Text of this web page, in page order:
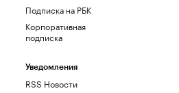
Подписка на РБК
Корпоративная
подписка
Уведомления
RSS Новости